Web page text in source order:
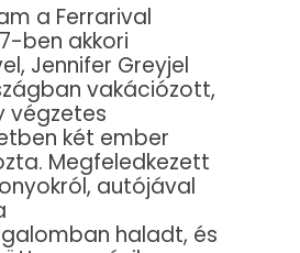
a Ferrarival
ben akkori
Jennifer Greyjel
vakációzott,
végzetes
két ember
Megfeledkezett
autójával
haladt, és